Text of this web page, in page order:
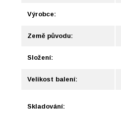
Výrobce:
Země původu:
Složení:
Velikost balení:
Skladování: